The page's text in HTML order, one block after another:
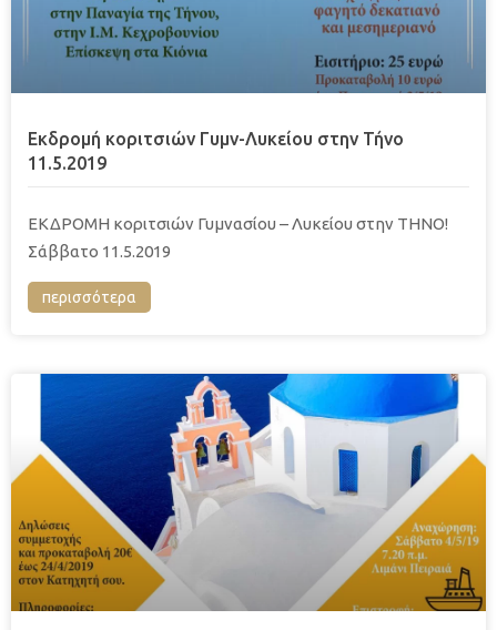
Eκδρομή κοριτσιών Γυμν-Λυκείου στην Τήνο
11.5.2019
ΕΚΔΡΟΜΗ κοριτσιών Γυμνασίου – Λυκείου στην ΤΗΝΟ!
Σάββατο 11.5.2019
περισσότερα